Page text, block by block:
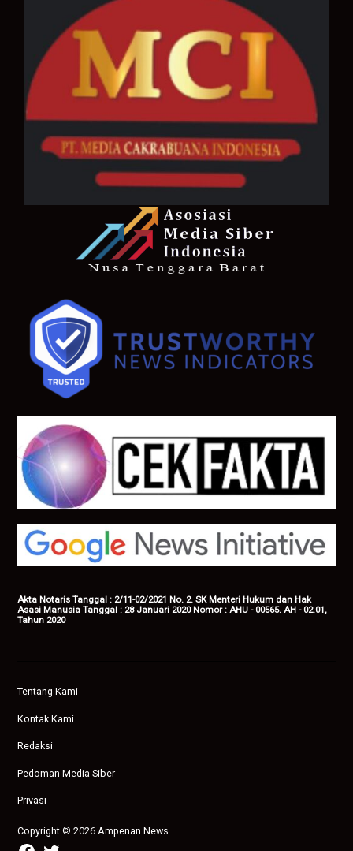
Akta Notaris Tanggal : 2/11-02/2021 No. 2. SK Menteri Hukum dan Hak
Asasi Manusia Tanggal : 28 Januari 2020 Nomor : AHU - 00565. AH - 02.01,
Tahun 2020
Tentang Kami
Kontak Kami
Redaksi
Pedoman Media Siber
Privasi
Copyright © 2026 Ampenan News.